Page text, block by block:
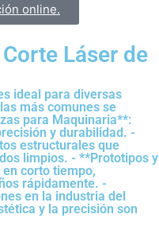
online.
Láser de
ideal para diversas
más comunes se
para Maquinaria**:
y durabilidad. -
estructurales que
limpios. - **Prototipos y
corto tiempo,
rápidamente. -
en la industria del
y la precisión son